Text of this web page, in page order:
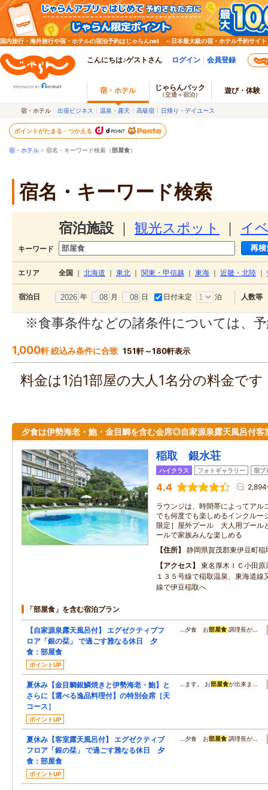
国内旅行・海外旅行や宿・ホテルの宿泊予約はじゃらんnet ～日本最大級の宿・ホテル予約サイト
こんにちは♪ゲストさん ログイン 会員登録
宿・ホテル じゃらんパック
（交通＋宿泊） 遊び・体験
宿・ホテル 出張ビジネス 温泉・露天 高級宿 日帰り・デイユース
ポイントがたまる・つかえる
宿・ホテル > 宿名・キーワード検索（部屋食）
宿名・キーワード検索
宿泊施設 観光スポット イ
キーワード
エリア 全国 北海道 東北 関東・甲信越 東海 近畿・北陸
宿泊日 年 月 日 日付未定 泊 人数等
※食事条件などの諸条件については、
1,000軒 絞込み条件に合致 151軒～180軒表示
料金は1泊1部屋の大人1名分の料金で
夕食は伊勢海老・鮑・金目鯛を含む会席◎自家源泉露天風呂付客
稲取 銀水荘
ハイクラス フォトギャラリー 宿ブ
4.4
ラウンジは、時間帯によってアル
でも何度でも楽しめるインクルー
限定］屋外プール 大人用プール
ールで家族みんな楽しめる
住所
静岡県賀茂郡東伊豆町
アクセス
東名厚木ＩＣ小田
１３５号線で稲取温泉、東海道線
線で伊豆稲取へ
「部屋食」を含む宿泊プラン
【自家源泉露天風呂付】 エグゼクティブフ
ロア「銀の栞」 で過ごす雅なる休日 夕
食：部屋食
ポイントUP
…夕食 お部屋食 調理長が…
夏休み【金目鯛銀鱗焼きと伊勢海老・鮑】と
さらに【選べる逸品料理付】の特別会席［天
コース］
ポイントUP
…ます。 お部屋食が出来ま…
夏休み【客室露天風呂付】 エグゼクティブ
フロア「銀の栞」 で過ごす雅なる休日 夕
食：部屋食
ポイントUP
…夕食 お部屋食 調理長が…